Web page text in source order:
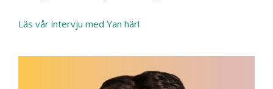
Läs vår intervju med Yan här!